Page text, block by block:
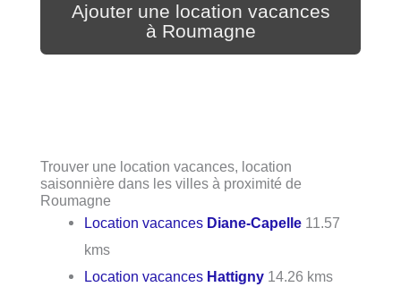
Ajouter une location vacances
à Roumagne
Trouver une location vacances, location
saisonnière dans les villes à proximité de
Roumagne
Location vacances Diane-Capelle 11.57
kms
Location vacances Hattigny 14.26 kms